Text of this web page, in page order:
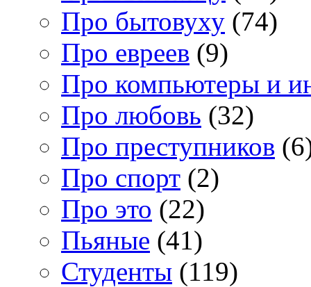
Про бытовуху (74)
Про евреев (9)
Про компьютеры и
Про любовь (32)
Про преступников
Про спорт (2)
Про это (22)
Пьяные (41)
Студенты (119)